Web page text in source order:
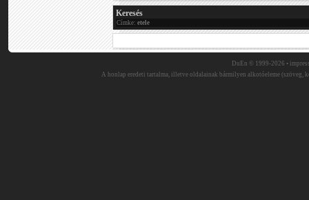
Keresés
Címke: etele
DuEn © 1999-2026 •
A honlap eredeti tartalma, illetve oldalainak bármilyen alkotóeleme (szöveg,